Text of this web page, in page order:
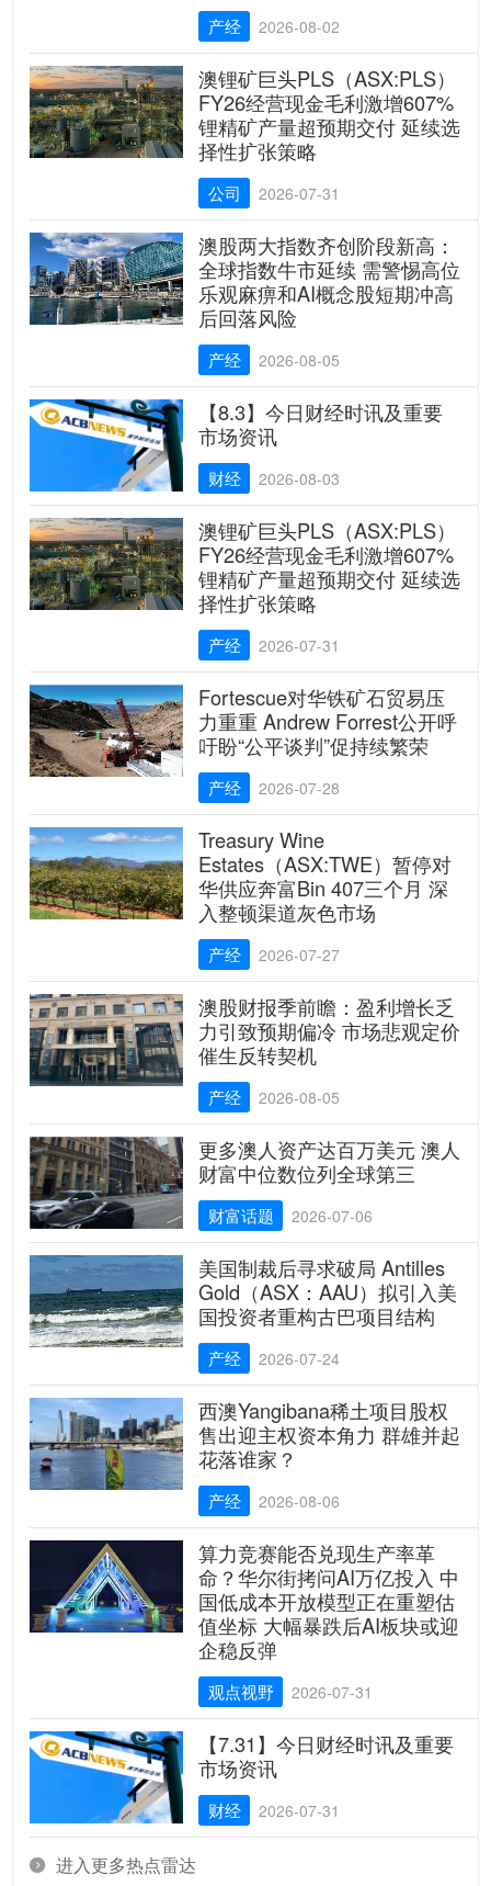
产经 2026-08-02
澳锂矿巨头PLS（ASX:PLS）
FY26经营现金毛利激增607%
锂精矿产量超预期交付 延续选
择性扩张策略
公司 2026-07-31
澳股两大指数齐创阶段新高：
全球指数牛市延续 需警惕高位
乐观麻痹和AI概念股短期冲高
后回落风险
产经 2026-08-05
【8.3】今日财经时讯及重要
市场资讯
财经 2026-08-03
澳锂矿巨头PLS（ASX:PLS）
FY26经营现金毛利激增607%
锂精矿产量超预期交付 延续选
择性扩张策略
产经 2026-07-31
Fortescue对华铁矿石贸易压
力重重 Andrew Forrest公开呼
吁盼“公平谈判”促持续繁荣
产经 2026-07-28
Treasury Wine
Estates（ASX:TWE）暂停对
华供应奔富Bin 407三个月 深
入整顿渠道灰色市场
产经 2026-07-27
澳股财报季前瞻：盈利增长乏
力引致预期偏冷 市场悲观定价
催生反转契机
产经 2026-08-05
更多澳人资产达百万美元 澳人
财富中位数位列全球第三
财富话题 2026-07-06
美国制裁后寻求破局 Antilles
Gold（ASX：AAU）拟引入美
国投资者重构古巴项目结构
产经 2026-07-24
西澳Yangibana稀土项目股权
售出迎主权资本角力 群雄并起
花落谁家？
产经 2026-08-06
算力竞赛能否兑现生产率革
命？华尔街拷问AI万亿投入 中
国低成本开放模型正在重塑估
值坐标 大幅暴跌后AI板块或迎
企稳反弹
观点视野 2026-07-31
【7.31】今日财经时讯及重要
市场资讯
财经 2026-07-31
 进入更多热点雷达